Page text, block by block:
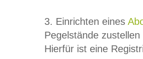
3. Einrichten eines
Pegelstände
Hierfür ist eine